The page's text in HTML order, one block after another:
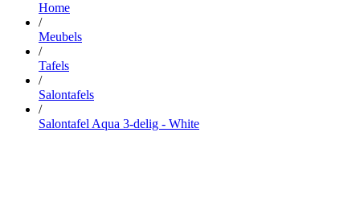
Home
/
Meubels
/
Tafels
/
Salontafels
/
Salontafel Aqua 3-delig - White